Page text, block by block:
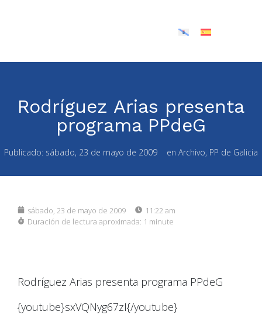
Rodríguez Arias presenta
programa PPdeG
Publicado: sábado, 23 de mayo de 2009 en Archivo, PP de Galicia
sábado, 23 de mayo de 2009
11:22 am
Duración de lectura aproximada: 1 minute
Rodríguez Arias presenta programa PPdeG
{youtube}sxVQNyg67zI{/youtube}